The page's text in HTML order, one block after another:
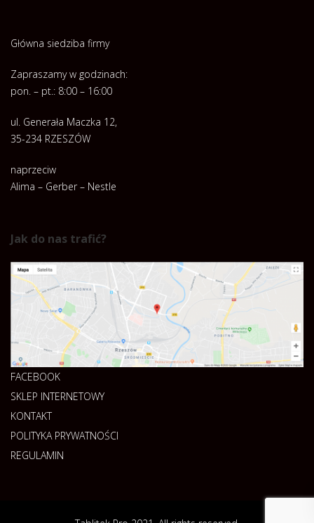
Główna siedziba firmy
Zapraszamy w godzinach:
pon. – pt.: 8:00 – 16:00
ul. Generała Maczka 12,
35-234 RZESZÓW
naprzeciw
Alima – Gerber – Nestle
Jak do nas trafić?
FACEBOOK
SKLEP INTERNETOWY
KONTAKT
POLITYKA PRYWATNOŚCI
REGULAMIN